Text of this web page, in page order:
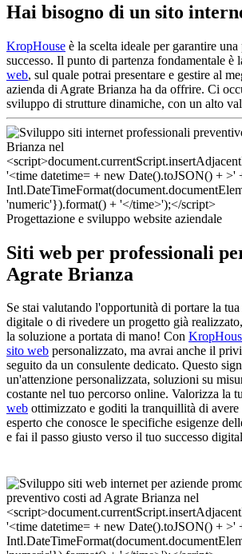
Hai bisogno di un sito
KropHouse è la scelta ideale per garantire
successo. Il punto di partenza fondamentale è
web, sul quale potrai presentare e gestire al
azienda di Agrate Brianza ha da offrire. Ci
sviluppo di strutture dinamiche, con un alto
Progettazione e sviluppo website aziendale
Siti web per professionali
Agrate Brianza
Se stai valutando l'opportunità di portare la
digitale o di rivedere un progetto già
la soluzione a portata di mano! Con
sito web personalizzato, ma avrai anche il
seguito da un consulente dedicato. Questo
un'attenzione personalizzata, soluzioni su
costante nel tuo percorso online. Valorizza la
web ottimizzato e goditi la tranquillità di
esperto che conosce le specifiche esigenze
e fai il passo giusto verso il tuo successo